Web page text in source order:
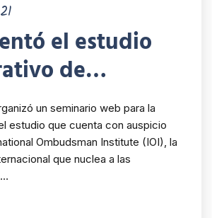
el estudio
de
del Pueblo
– Descargar
un seminario web para la
estudio que cuenta con auspicio
Ombudsman Institute (IOI), la
que nuclea a las